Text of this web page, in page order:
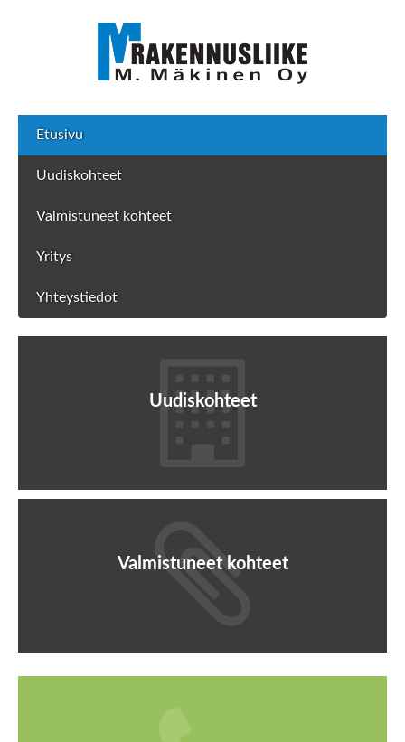
Etusivu
Uudiskohteet
Valmistuneet kohteet
Yritys
Yhteystiedot
Uudiskohteet
Valmistuneet kohteet